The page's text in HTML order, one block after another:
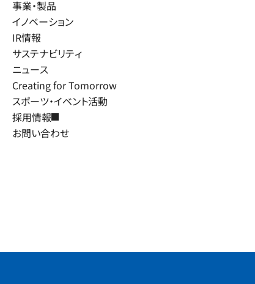
事業・製品
イノベーション
IR情報
サステナビリティ
ニュース
Creating for Tomorrow
スポーツ・イベント活動
採用情報
お問い合わせ